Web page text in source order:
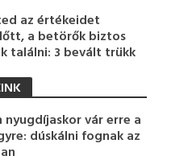
az értékeidet
a betörők biztos
találni: 3 bevált trükk
nyugdíjaskor vár erre a
dúskálni fognak az